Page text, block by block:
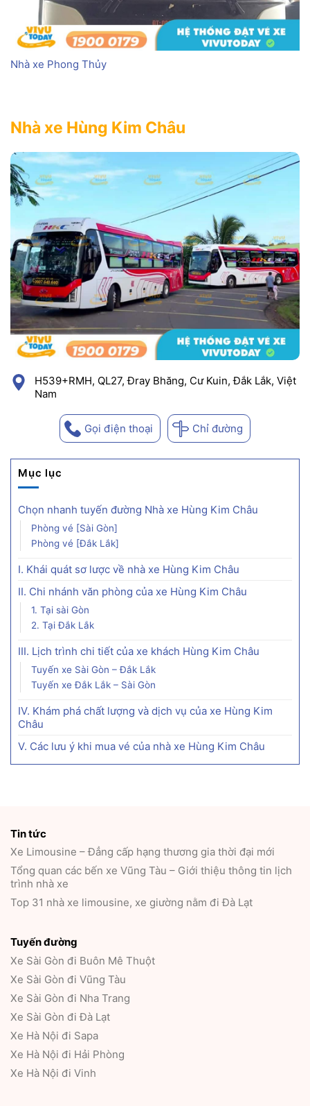
Nhà xe Hùng Kim Châu
H539+RMH, QL27, Đray Bhăng, Cư Kuin, Đắk Lắk, Việt
Nam
Gọi điện thoại Chỉ đường
Mục lục
Chọn nhanh tuyến đường Nhà xe Hùng Kim Châu
Phòng vé [Sài Gòn]
Phòng vé [Đắk Lắk]
I. Khái quát sơ lược về nhà xe Hùng Kim Châu
II. Chi nhánh văn phòng của xe Hùng Kim Châu
1. Tại sài Gòn
2. Tại Đắk Lắk
III. Lịch trình chi tiết của xe khách Hùng Kim Châu
Tuyến xe Sài Gòn – Đắk Lắk
Tuyến xe Đắk Lắk – Sài Gòn
IV. Khám phá chất lượng và dịch vụ của xe Hùng Kim
Châu
V. Các lưu ý khi mua vé của nhà xe Hùng Kim Châu
Nhà xe Phong Thủy
Tin tức
Xe Limousine – Đẳng cấp hạng thương gia thời đại mới
Tổng quan các bến xe Vũng Tàu – Giới thiệu thông tin lịch
trình nhà xe
Top 31 nhà xe limousine, xe giường nằm đi Đà Lạt
Tuyến đường
Xe Sài Gòn đi Buôn Mê Thuột
Xe Sài Gòn đi Vũng Tàu
Xe Sài Gòn đi Nha Trang
Xe Sài Gòn đi Đà Lạt
Xe Hà Nội đi Sapa
Xe Hà Nội đi Hải Phòng
Xe Hà Nội đi Vinh